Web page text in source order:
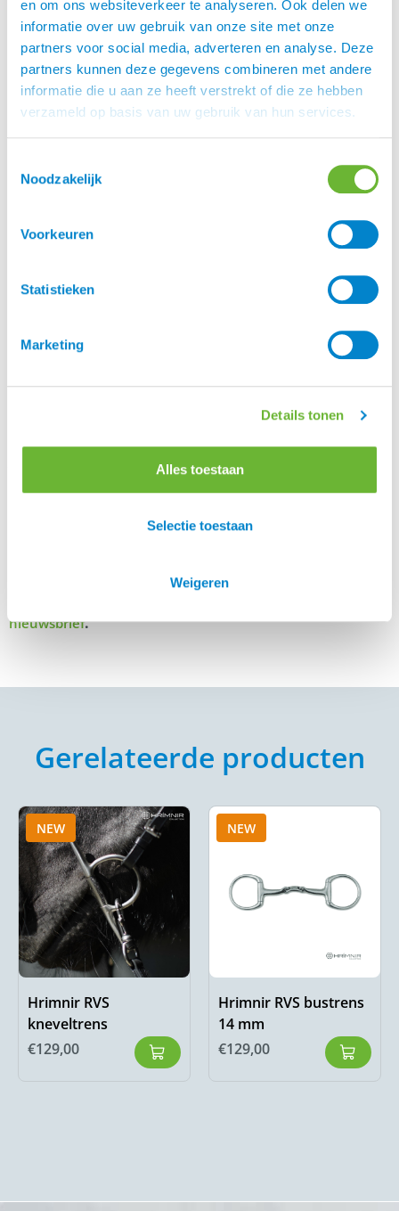
en om ons websiteverkeer te analyseren. Ook delen we
informatie over uw gebruik van onze site met onze
partners voor social media, adverteren en analyse. Deze
partners kunnen deze gegevens combineren met andere
informatie die u aan ze heeft verstrekt of die ze hebben
verzameld op basis van uw gebruik van hun services.
Noodzakelijk
Voorkeuren
Statistieken
Marketing
Details tonen
Alles toestaan
Selectie toestaan
Weigeren
Merk
Eques
Enkel ingelogde klanten die dit product gekocht
hebben, kunnen een beoordeling schrijven.
Heb je een vraag aan de Atorka Klantenservice? Op
veelgestelde vragen.
Staat je antwoord daar niet bij, vraag het ons gerust.
Je kan natuurlijk ook langskomen in onze shop in
Montfoort. Wij zijn op werkdagen open van 9.00 uur tot
even een afspraak, dan zorgen wij dat er iemand is om je
Als jij niets wilt missen vanAtorka Ruitersport
nieuwsbrief.
Gerelateerde producten
NEW
Hrimnir RVS
kneveltrens
€129,00
NEW
Hrimnir RVS bustrens
14 mm
€129,00